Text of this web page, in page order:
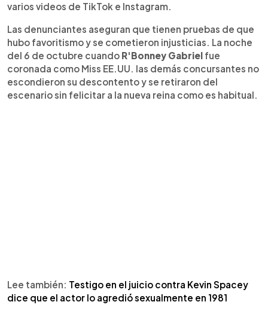
varios videos de TikTok e Instagram.
Las denunciantes aseguran que tienen pruebas de que
hubo favoritismo y se cometieron injusticias. La noche
del 6 de octubre cuando R'Bonney Gabriel fue
coronada como Miss EE.UU. las demás concursantes no
escondieron su descontento y se retiraron del
escenario sin felicitar a la nueva reina como es habitual.
Lee también: Testigo en el juicio contra Kevin Spacey
dice que el actor lo agredió sexualmente en 1981